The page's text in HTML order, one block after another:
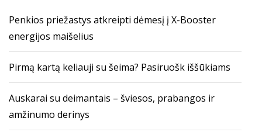
Penkios priežastys atkreipti dėmesį į X-Booster
energijos maišelius
Pirmą kartą keliauji su šeima? Pasiruošk iššūkiams
Auskarai su deimantais – šviesos, prabangos ir
amžinumo derinys